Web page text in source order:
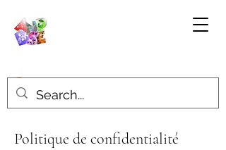
Politique de confidentialité